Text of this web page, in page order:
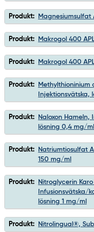
Produkt: Magnesiumsulfat
Produkt: Makrogol 400
Produkt: Makrogol 400
Produkt:
Methylthioninium
Injektionsvätska,
Produkt:
Naloxon
lösning 0,4 mg/ml
Produkt:
Natriumtiosulfat
150 mg/ml
Produkt:
Nitroglycerin
Infusionsvätska/
lösning 1 mg/ml
Produkt: Nitrolingual®,